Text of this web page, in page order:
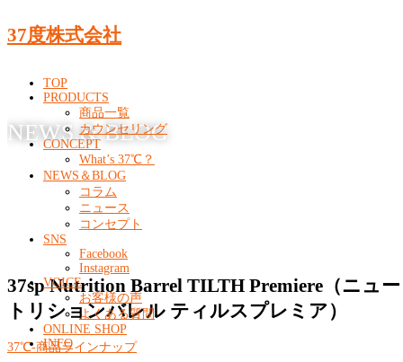
37度株式会社
TOP
PRODUCTS
商品一覧
カウンセリング
CONCEPT
What’s 37℃？
NEWS＆BLOG
コラム
ニュース
コンセプト
SNS
Facebook
Instagram
VOICE
お客様の声
よくある質問
ONLINE SHOP
INFO
NEWS & BLOG
37sp Nutrition Barrel TILTH Premiere（ニュー
トリションバレル ティルスプレミア）
37℃-商品ラインナップ